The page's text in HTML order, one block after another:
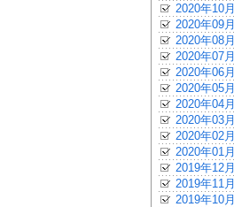
2020年10月
2020年09月
2020年08月
2020年07月
2020年06月
2020年05月
2020年04月
2020年03月
2020年02月
2020年01月
2019年12月
2019年11月
2019年10月